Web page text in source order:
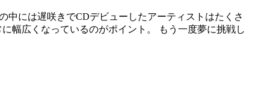
中には遅咲きでCDデビューしたアーティストはたくさ
幅広くなっているのがポイント。
もう一度夢に挑戦し